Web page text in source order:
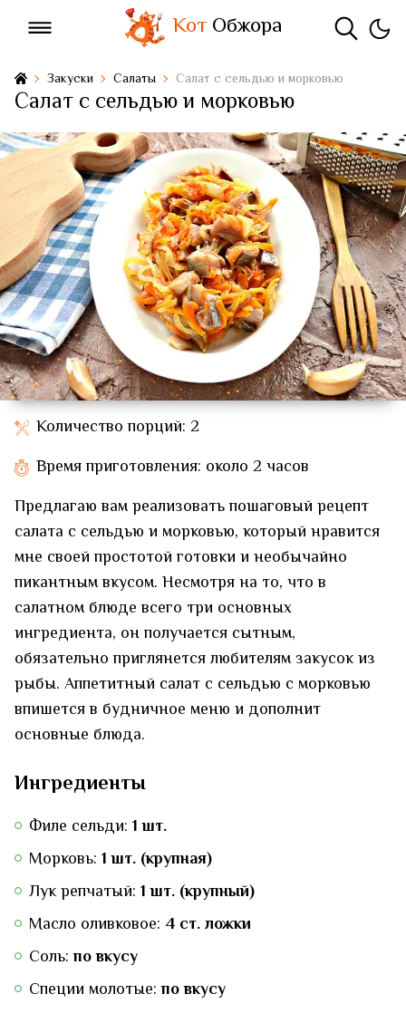
КотОбжора
Закуски Салаты Салат с сельдью и морковью
Салат с сельдью и морковью
Количество порций: 2
Время приготовления: около 2 часов
Предлагаю вам реализовать пошаговый рецепт
салата с сельдью и морковью, который нравится
мне своей простотой готовки и необычайно
пикантным вкусом. Несмотря на то, что в
салатном блюде всего три основных
ингредиента, он получается сытным,
обязательно приглянется любителям закусок из
рыбы. Аппетитный салат с сельдью с морковью
впишется в будничное меню и дополнит
основные блюда.
Ингредиенты
Филе сельди: 1 шт.
Морковь: 1 шт. (крупная)
Лук репчатый: 1 шт. (крупный)
Масло оливковое: 4 ст. ложки
Соль:по вкусу
Специи молотые:по вкусу